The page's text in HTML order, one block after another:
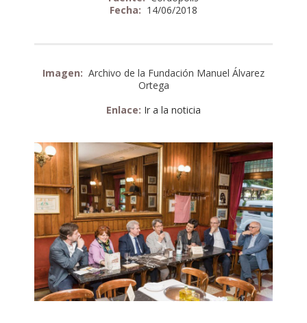
Fecha: 14/06/2018
Imagen: Archivo de la Fundación Manuel Álvarez
Ortega
Enlace: Ir a la noticia